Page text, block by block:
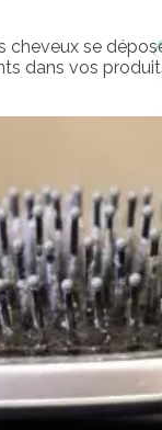
cheveux se
dans vos